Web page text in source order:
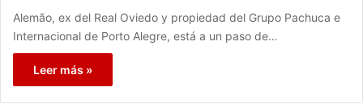
Alemão, ex del Real Oviedo y propiedad del Grupo Pachuca e
Internacional de Porto Alegre, está a un paso de…
Leer más »